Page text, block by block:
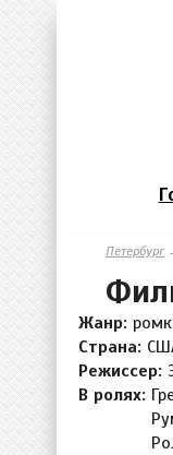
Петербург
Жанр:
Страна:
Режиссер:
В ролях: